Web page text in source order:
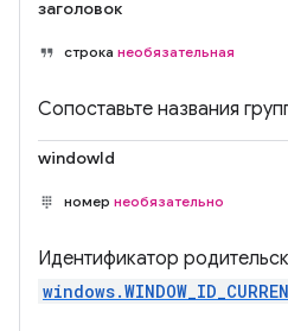
заголовок
строка необязательная
Сопоставьте названия
windowId
номер необязательно
Идентификатор